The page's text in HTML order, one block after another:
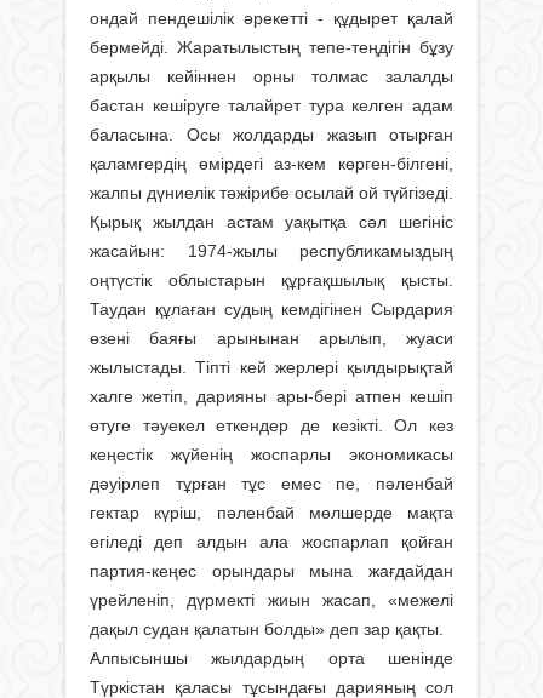
ондай пендешілік әрекетті - құдырет қалай
бермейді. Жаратылыстың тепе-теңдігін бұзу
арқылы кейіннен орны толмас залалды
бастан кешіруге талайрет тура келген адам
баласына. Осы жолдарды жазып отырған
қаламгердің өмірдегі аз-кем көрген-білгені,
жалпы дүниелік тәжірибе осылай ой түйгізеді.
Қырық жылдан астам уақытқа сәл шегініс
жасайын: 1974-жылы республикамыздың
оңтүстік облыстарын құрғақшылық қысты.
Таудан құлаған судың кемдігінен Сырдария
өзені баяғы арынынан арылып, жуаси
жылыстады. Тіпті кей жерлері қылдырықтай
халге жетіп, дарияны ары-бері атпен кешіп
өтуге тәуекел еткендер де кезікті. Ол кез
кеңестік жүйенің жоспарлы экономикасы
дәуірлеп тұрған тұс емес пе, пәленбай
гектар күріш, пәленбай мөлшерде мақта
егіледі деп алдын ала жоспарлап қойған
партия-кеңес орындары мына жағдайдан
үрейленіп, дүрмекті жиын жасап, «межелі
дақыл судан қалатын болды» деп зар қақты.
Алпысыншы жылдардың орта шенінде
Түркістан қаласы тұсындағы дарияның сол